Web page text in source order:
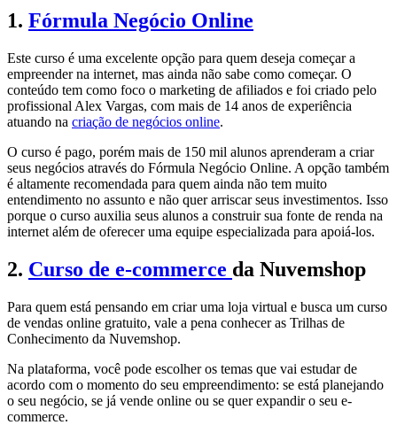
1. Fórmula Negócio Online
Este curso é uma excelente opção para quem deseja começar a
empreender na internet, mas ainda não sabe como começar. O
conteúdo tem como foco o marketing de afiliados e foi criado pelo
profissional Alex Vargas, com mais de 14 anos de experiência
atuando na criação de negócios online.
O curso é pago, porém mais de 150 mil alunos aprenderam a criar
seus negócios através do Fórmula Negócio Online. A opção também
é altamente recomendada para quem ainda não tem muito
entendimento no assunto e não quer arriscar seus investimentos. Isso
porque o curso auxilia seus alunos a construir sua fonte de renda na
internet além de oferecer uma equipe especializada para apoiá-los.
2. Curso de e-commerce da Nuvemshop
Para quem está pensando em criar uma loja virtual e busca um curso
de vendas online gratuito, vale a pena conhecer as Trilhas de
Conhecimento da Nuvemshop.
Na plataforma, você pode escolher os temas que vai estudar de
acordo com o momento do seu empreendimento: se está planejando
o seu negócio, se já vende online ou se quer expandir o seu e-
commerce.